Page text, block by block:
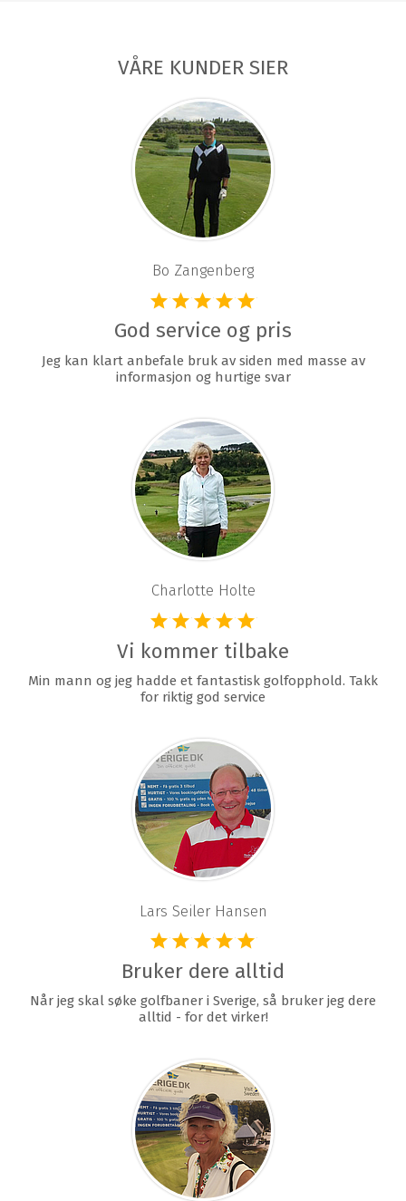
VÅRE KUNDER SIER
Bo Zangenberg
God service og pris
Jeg kan klart anbefale bruk av siden med masse av
informasjon og hurtige svar
Charlotte Holte
Vi kommer tilbake
Min mann og jeg hadde et fantastisk golfopphold. Takk
for riktig god service
Lars Seiler Hansen
Bruker dere alltid
Når jeg skal søke golfbaner i Sverige, så bruker jeg dere
alltid - for det virker!